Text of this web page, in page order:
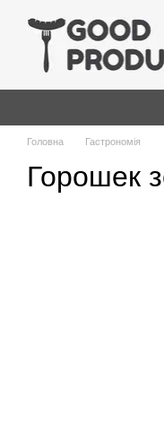
Головна Гастрономія
Горошек